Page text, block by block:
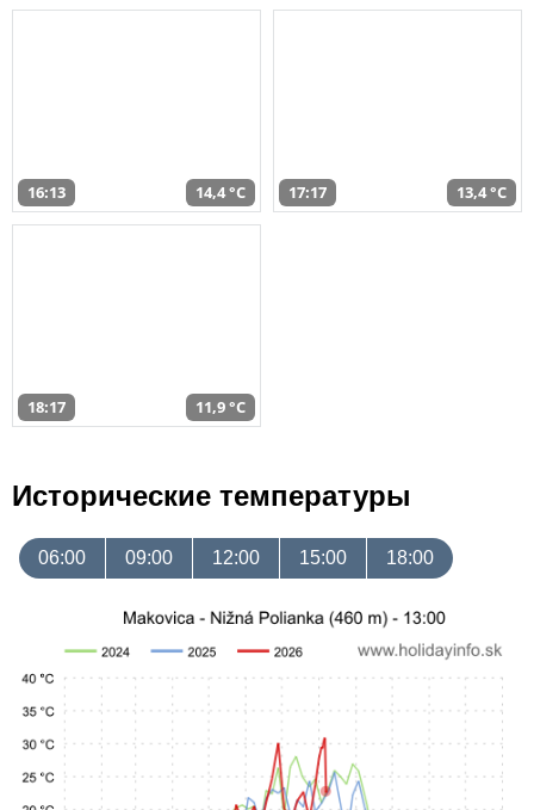
16:13 14,4 °C 17:17 13,4 °C
18:17 11,9 °C
Исторические температуры
06:00 09:00 12:00 15:00 18:00